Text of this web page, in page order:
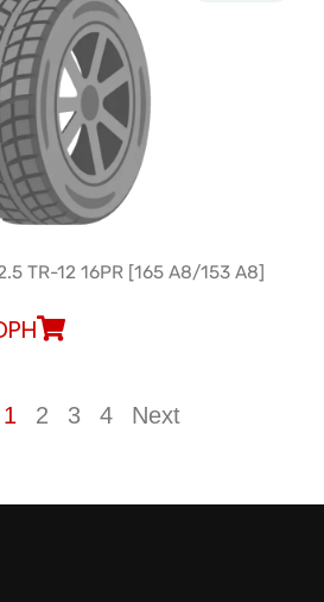
TR-12 16PR [165 A8/153 A8]
1 2 3 4 Next